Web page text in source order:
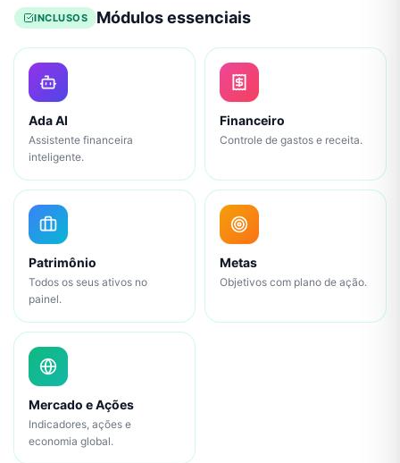
INCLUSOS Módulos essenciais
Ada AI
Assistente financeira
inteligente.
Financeiro
Controle de gastos e receita.
Patrimônio
Todos os seus ativos no
painel.
Metas
Objetivos com plano de ação.
Mercado e Ações
Indicadores, ações e
economia global.